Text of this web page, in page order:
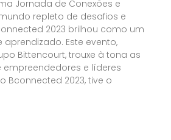
Jornada de Conexões e
repleto de desafios e
2023 brilhou como um
Este evento,
Bittencourt, trouxe à tona as
empreendedores e líderes
Bconnected 2023, tive o